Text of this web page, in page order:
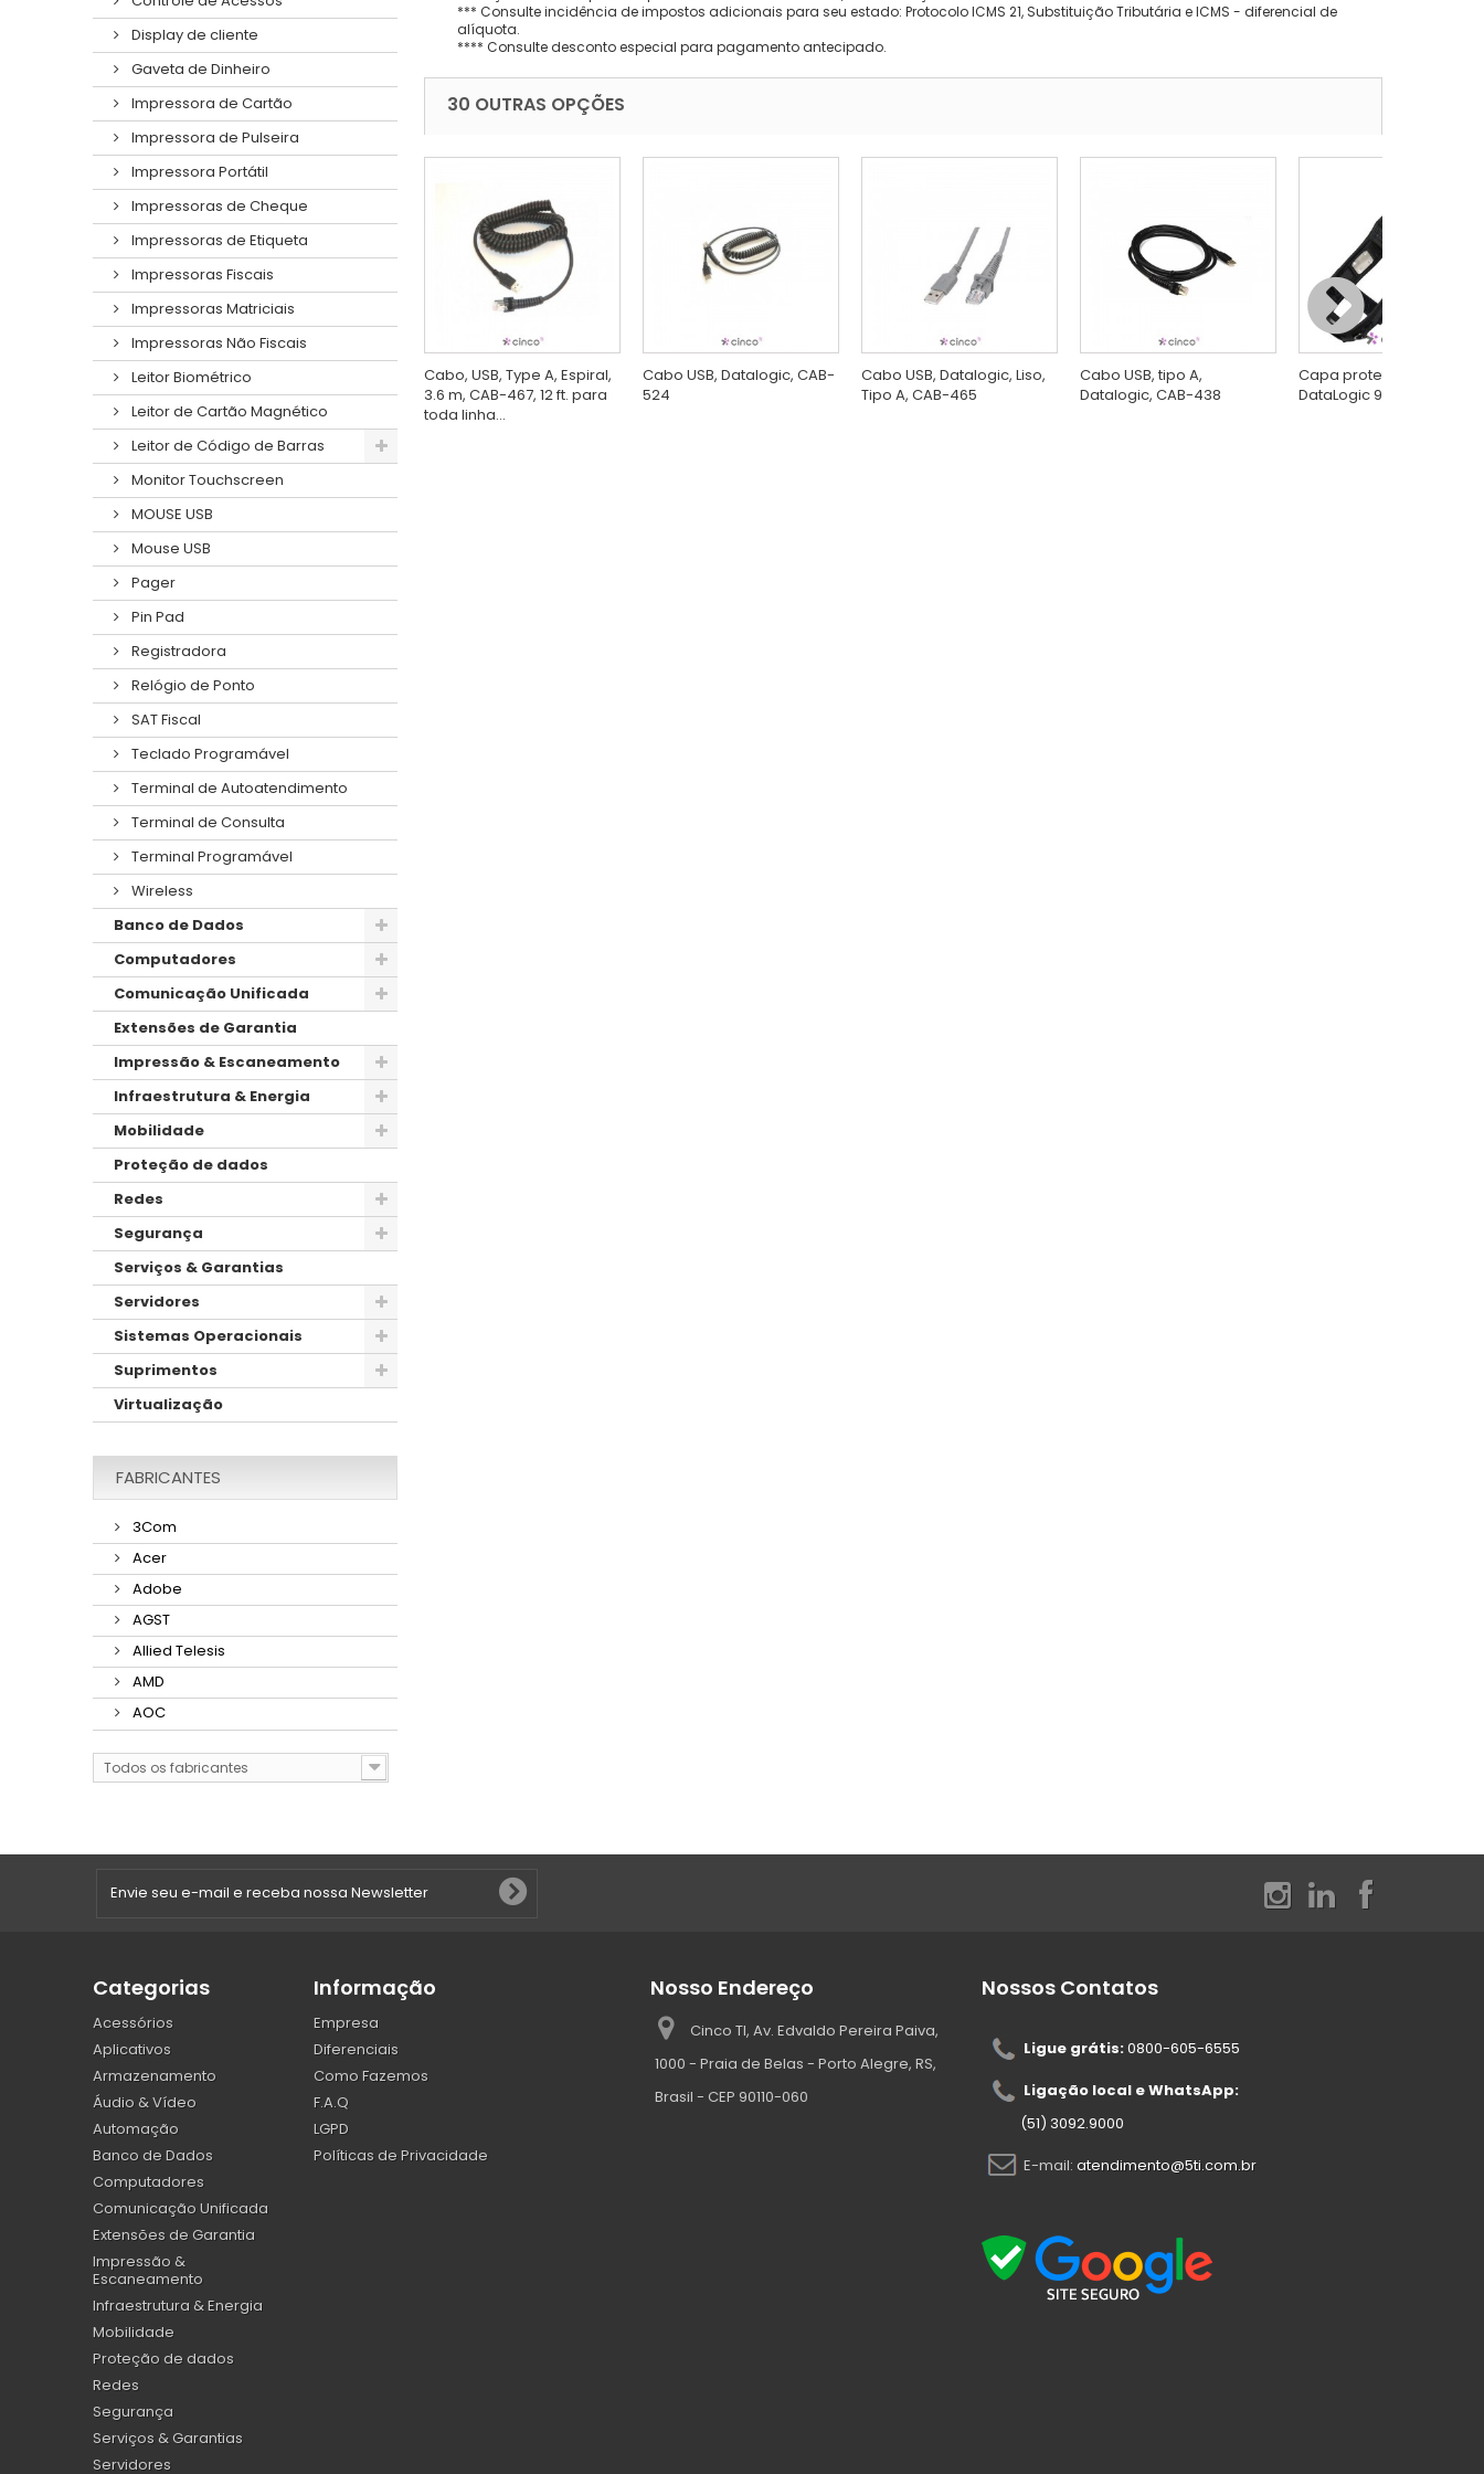
Display de cliente
Gaveta de Dinheiro
Impressora de Cartão
Impressora de Pulseira
Impressora Portátil
Impressoras de Cheque
Impressoras de Etiqueta
Impressoras Fiscais
Impressoras Matriciais
Impressoras Não Fiscais
Leitor Biométrico
Leitor de Cartão Magnético
Leitor de Código de Barras
Monitor Touchscreen
MOUSE USB
Mouse USB
Pager
Pin Pad
Registradora
Relógio de Ponto
SAT Fiscal
Teclado Programável
Terminal de Autoatendimento
Terminal de Consulta
Terminal Programável
Wireless
Banco de Dados
Computadores
Comunicação Unificada
Extensões de Garantia
Impressão & Escaneamento
Infraestrutura & Energia
Mobilidade
Proteção de dados
Redes
Segurança
Serviços & Garantias
Servidores
Sistemas Operacionais
Suprimentos
Virtualização
FABRICANTES
3Com
Acer
Adobe
AGST
Allied Telesis
AMD
AOC
Todos os fabricantes
*** Consulte incidência de impostos adicionais para seu estado: Protocolo ICMS 21, Substituição Tributária e ICMS - diferencial de
alíquota.
**** Consulte desconto especial para pagamento antecipado.
30 OUTRAS OPÇÕES
Cabo, USB, Type A, Espiral,
3.6 m, CAB-467, 12 ft. para
toda linha...
Cabo USB, Datalogic, CAB-
524
Cabo USB, Datalogic, Liso,
Tipo A, CAB-465
Cabo USB, tipo A,
Datalogic, CAB-438
Capa protetora para
DataLogic 94ACC0047
Categorias
Acessórios
Aplicativos
Armazenamento
Áudio & Vídeo
Automação
Banco de Dados
Computadores
Comunicação Unificada
Extensões de Garantia
Impressão &
Escaneamento
Infraestrutura & Energia
Mobilidade
Proteção de dados
Redes
Segurança
Serviços & Garantias
Servidores
Informação
Empresa
Diferenciais
Como Fazemos
F.A.Q
LGPD
Políticas de Privacidade
Nosso Endereço
Cinco TI, Av. Edvaldo Pereira Paiva,
1000 - Praia de Belas - Porto Alegre, RS,
Brasil - CEP 90110-060
Nossos Contatos
Ligue grátis:0800-605-6555
Ligação local e WhatsApp:
(51) 3092.9000
E-mail: atendimento@5ti.com.br